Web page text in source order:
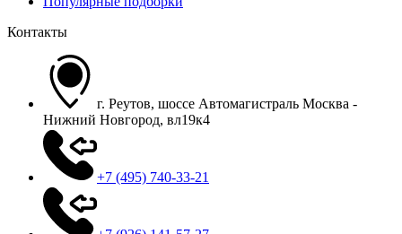
Контакты
г. Реутов, шоссе Автомагистраль Москва -
Нижний Новгород, вл19к4
+7 (495) 740-33-21